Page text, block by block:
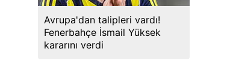
Avrupa'dan talipleri vardı!
Fenerbahçe İsmail Yüksek
kararını verdi